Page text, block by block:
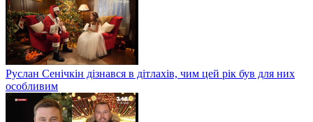
Руслан Сенічкін дізнався в дітлахів, чим цей рік був для них
особливим